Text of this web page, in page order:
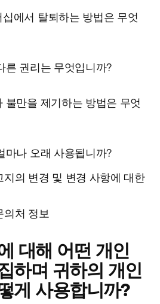
에서 탈퇴하는 방법은 무엇
른 권리는 무엇입니까?
불만을 제기하는 방법은 무엇
마나 오래 사용됩니까?
의 변경 및 변경 사항에 대한
의처 정보
대해 어떤 개인
하며 귀하의 개인
게 사용합니까?